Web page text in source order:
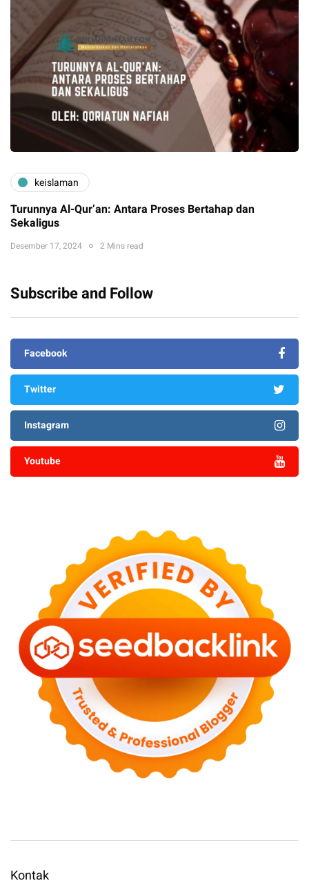
keislaman
Turunnya Al-Qur’an: Antara Proses Bertahap dan
Sekaligus
Desember 17, 2024 2 Mins read
Subscribe and Follow
Facebook
Twitter
Instagram
Youtube
Kontak